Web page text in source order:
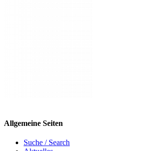
Allgemeine Seiten
Suche / Search